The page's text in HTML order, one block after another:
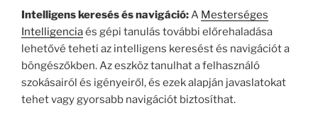
Intelligens keresés és navigáció:A Mesterséges
Intelligenciaés gépi tanulás további előrehaladása
lehetővé teheti az intelligens keresést és navigációt a
böngészőkben. Az eszköz tanulhat a felhasználó
szokásairól és igényeiről, és ezek alapján javaslatokat
tehet vagy gyorsabb navigációt biztosíthat.